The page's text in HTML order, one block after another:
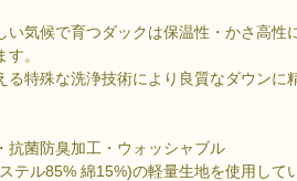
い気候で育つダックは保温性・かさ高性
。
る特殊な洗浄技術により良質なダウンに
菌防臭加工・ウォッシャブル
テル85% 綿15%)の軽量生地を使用して